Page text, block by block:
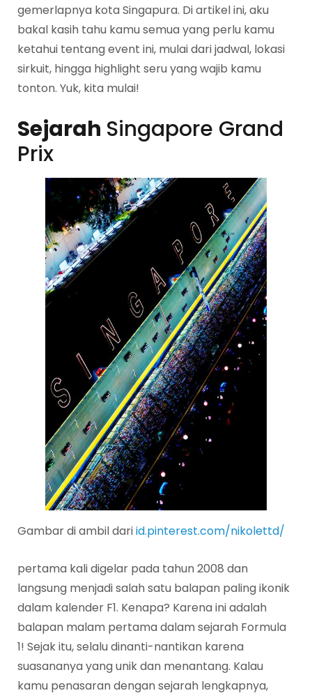
gemerlapnya kota Singapura. Di artikel ini, aku
bakal kasih tahu kamu semua yang perlu kamu
ketahui tentang event ini, mulai dari jadwal, lokasi
sirkuit, hingga highlight seru yang wajib kamu
tonton. Yuk, kita mulai!
Sejarah Singapore Grand
Prix
Gambar di ambil dariid.pinterest.com/nikolettd/
pertama kali digelar pada tahun 2008 dan
langsung menjadi salah satu balapan paling ikonik
dalam kalender F1. Kenapa? Karena ini adalah
balapan malam pertama dalam sejarah Formula
1! Sejak itu, selalu dinanti-nantikan karena
suasananya yang unik dan menantang. Kalau
kamu penasaran dengan sejarah lengkapnya,